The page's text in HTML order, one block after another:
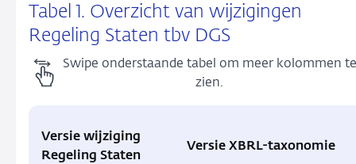
Tabel 1. Overzicht van wijzigingen
Regeling Staten tbv DGS
Swipe onderstaande tabel om meer kolommen te
zien.
Versie wijziging
Regeling Staten
Versie XBRL-taxonomie